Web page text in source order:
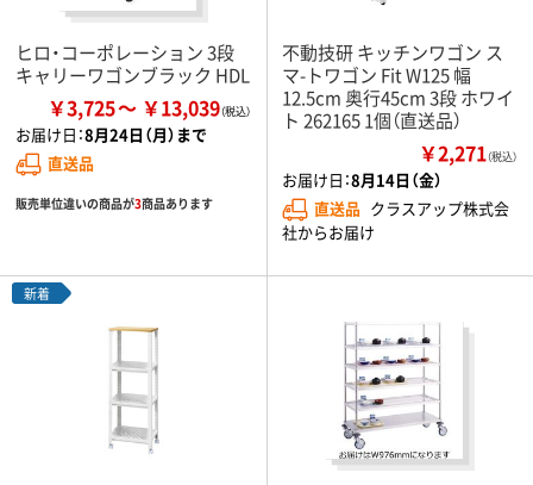
ヒロ・コーポレーション 3段
キャリーワゴンブラック HDL
￥3,725 ￥13,039
お届け日：8月24日（月）まで
直送品
販売単位違いの商品が3商品あります
不動技研 キッチンワゴン ス
マ-トワゴン Fit W125 幅
12.5cm 奥行45cm 3段 ホワイ
ト 262165 1個（直送品）
￥2,271（税込）
お届け日：8月14日（金）
直送品 クラスアップ株式会
社からお届け
新着